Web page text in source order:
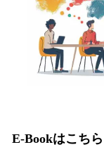
E-Bookはこちら